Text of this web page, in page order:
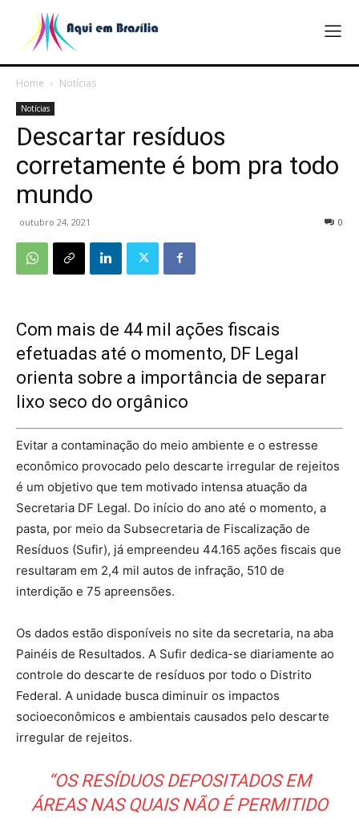
Home Notícias
Notícias
Descartar resíduos
corretamente é bom pra todo
mundo
outubro 24, 2021 0
Com mais de 44 mil ações fiscais
efetuadas até o momento, DF Legal
orienta sobre a importância de separar
lixo seco do orgânico
Evitar a contaminação do meio ambiente e o estresse
econômico provocado pelo descarte irregular de rejeitos
é um objetivo que tem motivado intensa atuação da
Secretaria DF Legal. Do início do ano até o momento, a
pasta, por meio da Subsecretaria de Fiscalização de
Resíduos (Sufir), já empreendeu 44.165 ações fiscais que
resultaram em 2,4 mil autos de infração, 510 de
interdição e 75 apreensões.
Os dados estão disponíveis no site da secretaria, na aba
Painéis de Resultados. A Sufir dedica-se diariamente ao
controle do descarte de resíduos por todo o Distrito
Federal. A unidade busca diminuir os impactos
socioeconômicos e ambientais causados pelo descarte
irregular de rejeitos.
“OS RESÍDUOS DEPOSITADOS EM
ÁREAS NAS QUAIS NÃO É PERMITIDO